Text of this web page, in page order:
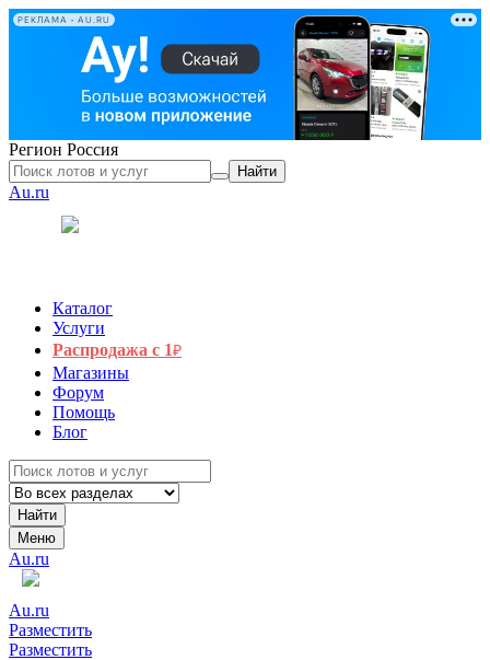
РЕКЛАМА • AU.RU
Регион Россия
Найти
Au.ru
Каталог
Услуги
Распродажа с 1₽
Магазины
Форум
Помощь
Блог
Найти
Меню
Au.ru
Au.ru
Разместить
Разместить